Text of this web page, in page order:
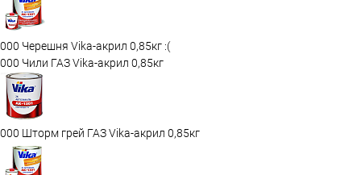
000 Черешня Vika-акрил 0,85кг :(
000 Чили ГАЗ Vika-акрил 0,85кг
000 Шторм грей ГАЗ Vika-акрил 0,85кг